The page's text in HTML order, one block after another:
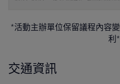
*活動主辦單位保留議程內容
利*
交通資訊